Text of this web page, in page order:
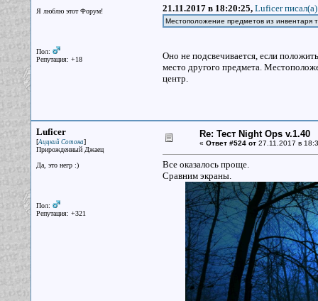
Я люблю этот Форум!
Пол:
Репутация: +18
21.11.2017 в 18:20:25, Luficer писал(a)
Местоположение предметов из инвентаря
Оно не подсвечивается, если
место другого предмета.
центр.
Luficer
[Аццкий Сотона]
Прирожденный Джаец
Да, это негр :)
Пол:
Репутация: +321
Re: Тест Night Ops v.1.40
« Ответ #524 от27.11.2017 в
Все оказалось проще.
Сравним экраны.